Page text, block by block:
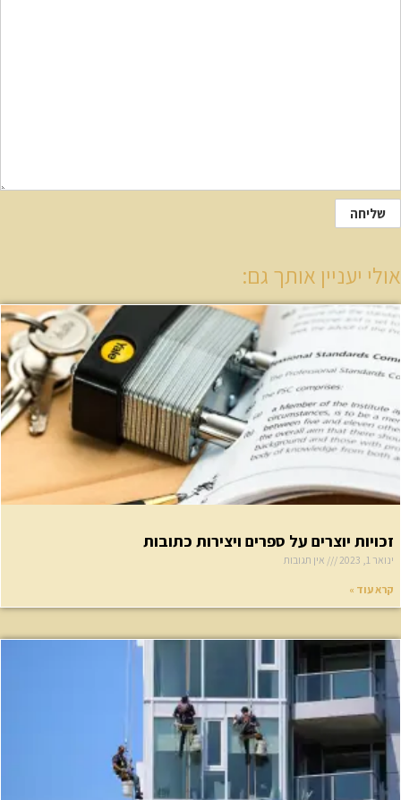
יעניין אותך גם:
יוצרים על ספרים ויצירות כתובות
1, 2023 אין תגובות
עוד »